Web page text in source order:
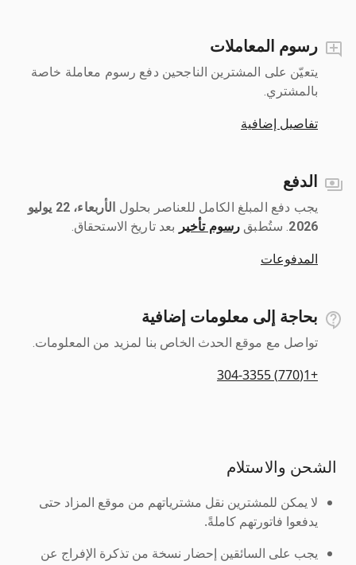
رسوم المعاملات
يتعيّن على المشترين الناجحين دفع رسوم معاملة خاصة
بالمشتري.
تفاصيل إضافية
الدفع
يجب دفع المبلغ الكامل للعناصر بحلول ‎
الأربعاء، 22 يوليو
2026
رسوم تأخير بعد تاريخ الاستحقاق.
المدفوعات
بحاجة إلى معلومات إضافية
تواصل مع موقع الحدث الخاص بنا لمزيد من المعلومات.
+1(770) 304-3355
الشحن والاستلام
لا يمكن للمشترين نقل مشترياتهم من موقع المزاد حتى
يدفعوا فاتورتهم كاملةً.
يجب على السائقين إحضار نسخة من تذكرة الإفراج عن